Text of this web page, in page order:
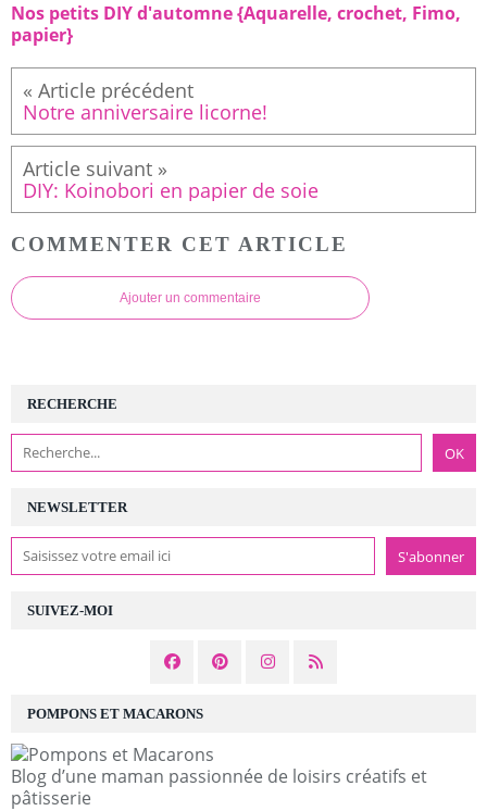
Nos petits DIY d'automne {Aquarelle, crochet, Fimo,
papier}
Notre anniversaire licorne!
DIY: Koinobori en papier de soie
COMMENTER CET ARTICLE
Ajouter un commentaire
NEWSLETTER
SUIVEZ-MOI
RECHERCHE
POMPONS ET MACARONS
Blog d’une maman passionnée de loisirs créatifs et
pâtisserie